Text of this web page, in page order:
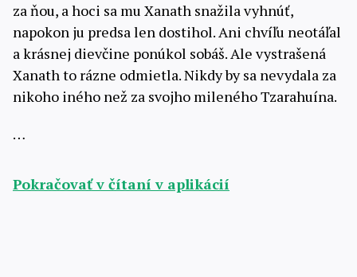
za ňou, a hoci sa mu Xanath snažila vyhnúť,
napokon ju predsa len dostihol. Ani chvíľu neotáľal
a krásnej dievčine ponúkol sobáš. Ale vystrašená
Xanath to rázne odmietla. Nikdy by sa nevydala za
nikoho iného než za svojho mileného Tzarahuína.
…
Pokračovať v čítaní v aplikácií